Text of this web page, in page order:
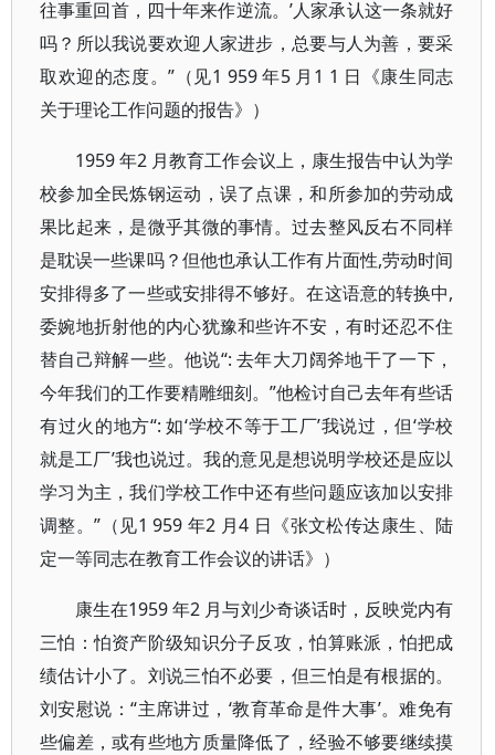
往事重回首，四十年来作逆流。’人家承认这一条就好
吗？所以我说要欢迎人家进步，总要与人为善，要采
取欢迎的态度。”（见1 959 年5 月1 1 日《康生同志
关于理论工作问题的报告》）
1959 年2 月教育工作会议上，康生报告中认为学
校参加全民炼钢运动，误了点课，和所参加的劳动成
果比起来，是微乎其微的事情。过去整风反右不同样
是耽误一些课吗？但他也承认工作有片面性,劳动时间
安排得多了一些或安排得不够好。在这语意的转换中,
委婉地折射他的内心犹豫和些许不安，有时还忍不住
替自己辩解一些。他说“: 去年大刀阔斧地干了一下，
今年我们的工作要精雕细刻。”他检讨自己去年有些话
有过火的地方“: 如‘学校不等于工厂’我说过，但‘学校
就是工厂’我也说过。我的意见是想说明学校还是应以
学习为主，我们学校工作中还有些问题应该加以安排
调整。”（见1 959 年2 月4 日《张文松传达康生、陆
定一等同志在教育工作会议的讲话》）
康生在1959 年2 月与刘少奇谈话时，反映党内有
三怕：怕资产阶级知识分子反攻，怕算账派，怕把成
绩估计小了。刘说三怕不必要，但三怕是有根据的。
刘安慰说：“主席讲过，‘教育革命是件大事’。难免有
些偏差，或有些地方质量降低了，经验不够要继续摸